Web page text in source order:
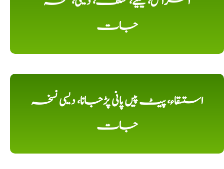
جات
استسقاء، پیٹ پیں پانی پڑجانا، دیسی نسخہ
جات